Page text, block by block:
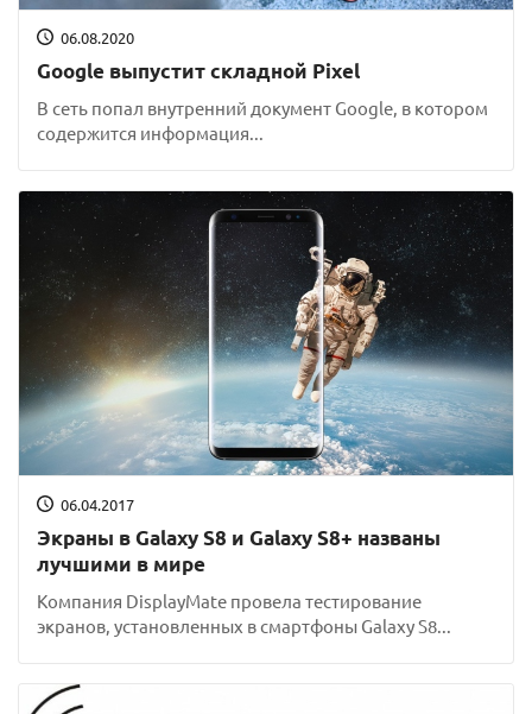
06.08.2020
Google выпустит складной Pixel
В сеть попал внутренний документ Google, в котором
содержится информация...
06.04.2017
Экраны в Galaxy S8 и Galaxy S8+ названы
лучшими в мире
Компания DisplayMate провела тестирование
экранов, установленных в смартфоны Galaxy S8...